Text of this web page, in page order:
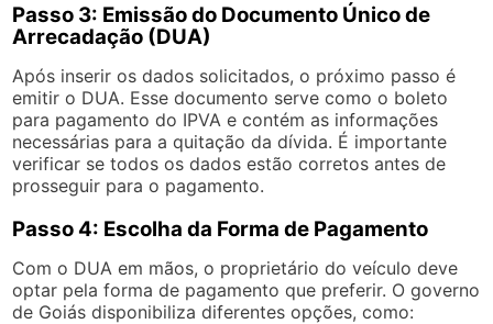
Passo 3: Emissão do Documento Único de
Arrecadação (DUA)
Após inserir os dados solicitados, o próximo passo é
emitir o DUA. Esse documento serve como o boleto
para pagamento do IPVA e contém as informações
necessárias para a quitação da dívida. É importante
verificar se todos os dados estão corretos antes de
prosseguir para o pagamento.
Passo 4: Escolha da Forma de Pagamento
Com o DUA em mãos, o proprietário do veículo deve
optar pela forma de pagamento que preferir. O governo
de Goiás disponibiliza diferentes opções, como: